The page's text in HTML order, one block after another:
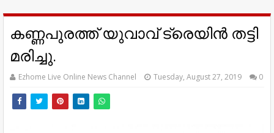
കണ്ണപുരത്ത് യുവാവ് ട്രെയിൻ തട്ടി
മരിച്ചു.
Ezhome Live Online News Channel Tuesday, August 27, 2019 0